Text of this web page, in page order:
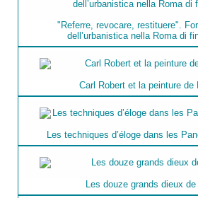
"Referre, revocare, restituere".
dell’urbanistica nella Roma di
Carl Robert et la peinture de
Les techniques d’éloge dans les
Les douze grands dieux de